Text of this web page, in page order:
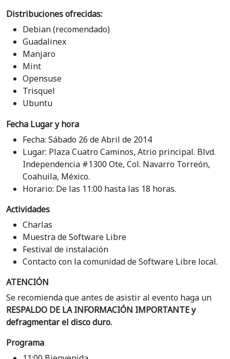
Distribuciones ofrecidas:
Debian (recomendado)
Guadalinex
Manjaro
Mint
Opensuse
Trisquel
Ubuntu
Fecha Lugar y hora
Fecha: Sábado 26 de Abril de 2014
Lugar: Plaza Cuatro Caminos, Atrio principal. Blvd.
Independencia #1300 Ote, Col. Navarro Torreón,
Coahuila, México.
Horario: De las 11:00 hasta las 18 horas.
Actividades
Charlas
Muestra de Software Libre
Festival de instalación
Contacto con la comunidad de Software Libre local.
ATENCIÓN
Se recomienda que antes de asistir al evento haga un
RESPALDO DE LA INFORMACIÓN IMPORTANTE y
defragmentar el disco duro.
Programa